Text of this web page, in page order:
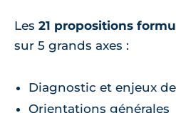
Les 21 propositions
sur 5 grands axes :
Diagnostic et enjeux
Orientations générales